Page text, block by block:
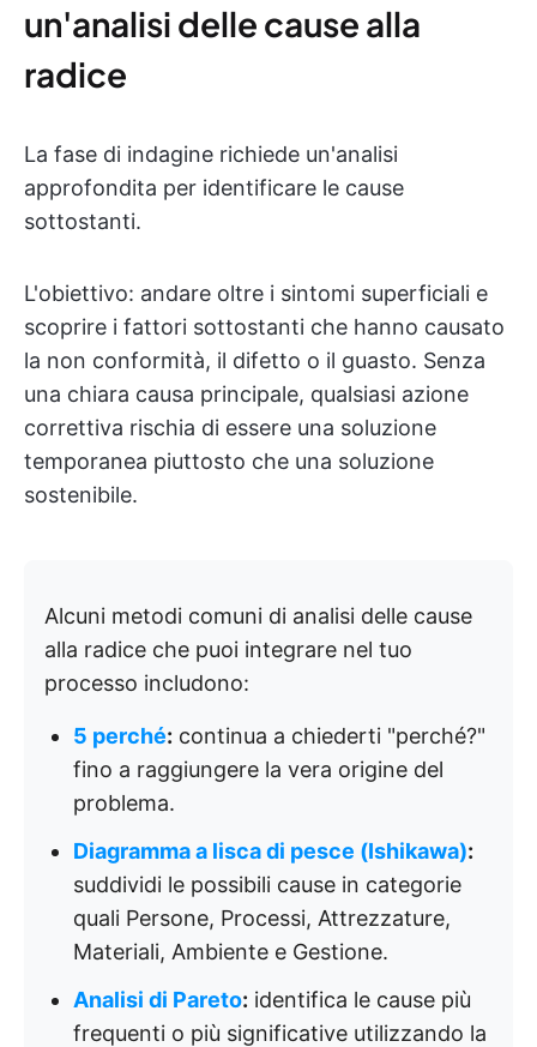
un'analisi delle cause alla
radice
La fase di indagine richiede un'analisi
approfondita per identificare le cause
sottostanti.
L'obiettivo: andare oltre i sintomi superficiali e
scoprire i fattori sottostanti che hanno causato
la non conformità, il difetto o il guasto. Senza
una chiara causa principale, qualsiasi azione
correttiva rischia di essere una soluzione
temporanea piuttosto che una soluzione
sostenibile.
Alcuni metodi comuni di analisi delle cause
alla radice che puoi integrare nel tuo
processo includono:
5 perché: continua a chiederti "perché?"
fino a raggiungere la vera origine del
problema.
Diagramma a lisca di pesce (Ishikawa):
suddividi le possibili cause in categorie
quali Persone, Processi, Attrezzature,
Materiali, Ambiente e Gestione.
Analisi di Pareto: identifica le cause più
frequenti o più significative utilizzando la